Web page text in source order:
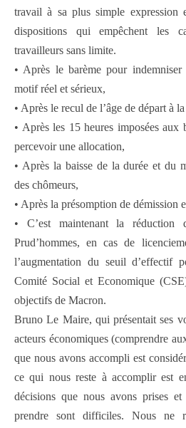
travail à sa plus simple expression
dispositions qui empêchent les
travailleurs sans limite.
• Après le barème pour indemniser
motif réel et sérieux,
• Après le recul de l’âge de départ à
• Après les 15 heures imposées
percevoir une allocation,
• Après la baisse de la durée et du
des chômeurs,
• Après la présomption de démission
• C’est maintenant la
Prud’hommes, en cas de
l’augmentation du seuil d’effectif
Comité Social et Economique
objectifs de Macron.
Bruno Le Maire, qui présentait ses
acteurs économiques (comprendre
que nous avons accompli est
ce qui nous reste à accomplir est
décisions que nous avons prises
prendre sont difficiles. Nous ne